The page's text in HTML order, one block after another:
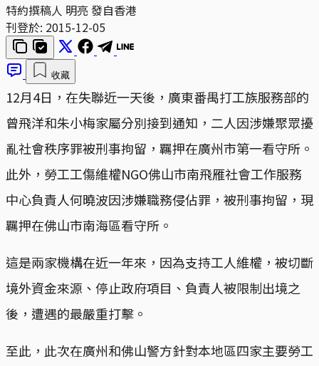
特約撰稿人 明亮 發自香港
刊登於: 2015-12-05
收藏
12月4日，在失聯近一天後，廣東番禺打工族服務部的
曾飛洋和朱小梅家屬分別接到通知，二人因涉嫌聚眾擾
亂社會秩序罪被刑事拘留，羈押在廣州市第一看守所。
此外，勞工工傷維權NGO佛山市南飛雁社會工作服務
中心負責人何曉波因涉嫌職務侵佔罪，被刑事拘留，現
羈押在佛山市南海區看守所。
這是兩家機構在近一年來，因為支持工人維權，被切斷
境外資金來源、停止政府項目、負責人被限制出境之
後，遭遇的最嚴重打擊。
至此，此次在廣州和佛山警方針對本地區四家主要勞工